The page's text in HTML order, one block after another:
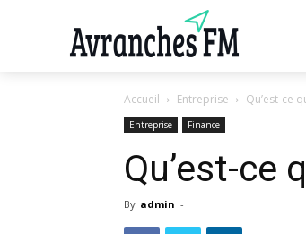
Accueil Entreprise Qu’est-ce
Entreprise Finance
Qu’est-ce
By admin -